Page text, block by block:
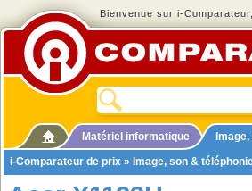
Bienvenue sur i-
Matériel informatique
i-Comparateur de prix » Image, son &